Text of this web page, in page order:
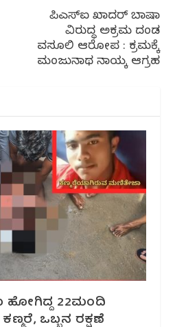
ಪಿಎಸ್‌ಐ ಖಾದರ್ ಬಾಷಾ‌
ವಿರುದ್ಧ ಅಕ್ರಮ ದಂಡ
ವಸೂಲಿ ಆರೋಪ : ಕ್ರಮಕ್ಕೆ
ಮಂಜುನಾಥ ನಾಯ್ಕ ಆಗ್ರಹ
ಹೋಗಿದ್ದ 22ಮಂದಿ
ಒಬ್ಬನ ರಕ್ಷಣೆ